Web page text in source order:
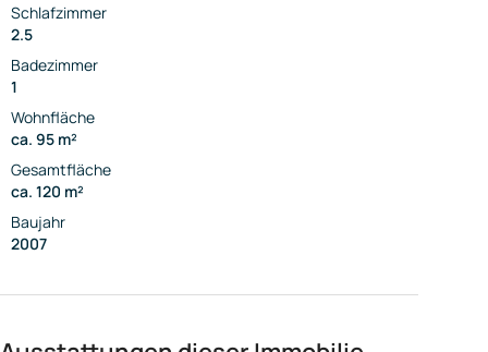
Schlafzimmer
2.5
Badezimmer
1
Wohnfläche
ca. 95 m²
Gesamtfläche
ca. 120 m²
Baujahr
2007